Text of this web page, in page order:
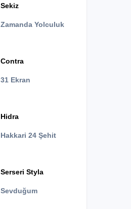
Sekiz
Zamanda Yolculuk
Contra
31 Ekran
Hidra
Hakkari 24 Şehit
Serseri Styla
Sevduğum